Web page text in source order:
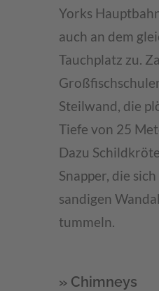
Yorks
auch an dem
Tauchplatz zu.
Steilwand, die
Tiefe von 25
Dazu
Snapper, die
sandigen
tummeln.
» Chimneys